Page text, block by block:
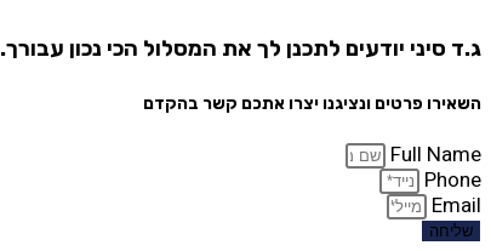
ג.ד סיני יודעים לתכנן לך את המסלול הכי נכון עבורך.
השאירו פרטים ונציגנו יצרו אתכם קשר בהקדם
Full Name
Phone
Email
שליחה